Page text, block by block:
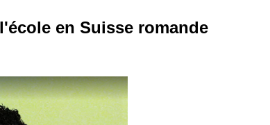
en Suisse romande